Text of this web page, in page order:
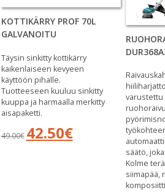
KOTTIKÄRRY PROF 70L
GALVANOITU
Täysin sinkitty kottikärry
kaikenlaiseen kevyeen
käyttöön pihalle.
Tuotteeseen kuuluu sinkitty
kuuppa ja harmaalla merkitty
aisapaketti.
49.00€
Alkuperäinen
hinta
42.50€Nykyinen
hinta
varustettu
säätö,
Kolme
siimapää,